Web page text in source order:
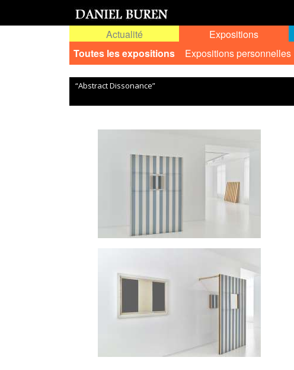
Actualité
Expositions
Toutes les expositions
Expositions personnelles
“Abstract Dissonance”